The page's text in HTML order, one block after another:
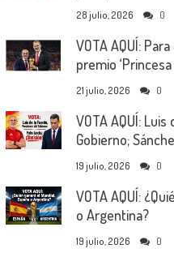
28 julio, 2026 0
VOTA AQUÍ:
premio
21 julio, 2026 0
VOTA AQUÍ:
Gobierno;
19 julio, 2026 0
VOTA AQUÍ:
o Argentina?
19 julio, 2026 0